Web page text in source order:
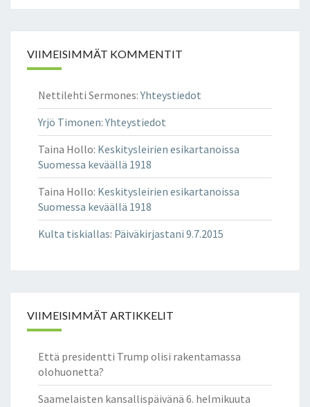
VIIMEISIMMÄT KOMMENTIT
Nettilehti Sermones:Yhteystiedot
Yrjö Timonen:Yhteystiedot
Taina Hollo: Keskitysleirien esikartanoissa
Suomessa keväällä 1918
Taina Hollo: Keskitysleirien esikartanoissa
Suomessa keväällä 1918
Kulta tiskiallas: Päiväkirjastani 9.7.2015
VIIMEISIMMÄT ARTIKKELIT
Että presidentti Trump olisi rakentamassa
olohuonetta?
Saamelaisten kansallispäivänä 6. helmikuuta